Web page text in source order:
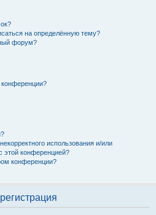
на определённую тему?
форум?
использования и/или
этой конференцией?
конференции?